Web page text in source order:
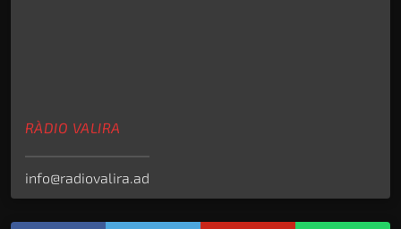
RÀDIO VALIRA
info@radiovalira.ad